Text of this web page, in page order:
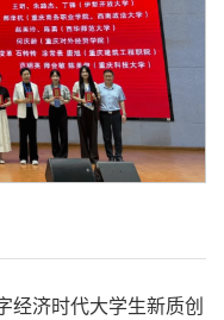
经济时代大学生新质创